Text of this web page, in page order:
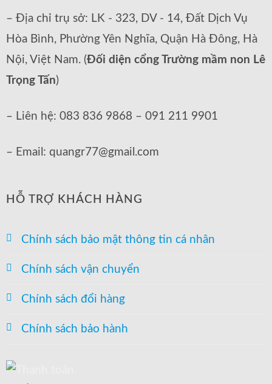
– Địa chỉ trụ sở: LK - 323, DV - 14, Đất Dịch Vụ
Hòa Bình, Phường Yên Nghĩa, Quận Hà Đông, Hà
Nội, Việt Nam. (Đối diện cổng Trường mầm non Lê
Trọng Tấn)
– Liên hệ: 083 836 9868 – 091 211 9901
– Email: quangr77@gmail.com
HỖ TRỢ KHÁCH HÀNG
Chính sách bảo mật thông tin cá nhân
Chính sách vận chuyển
Chính sách đổi hàng
Chính sách bảo hành